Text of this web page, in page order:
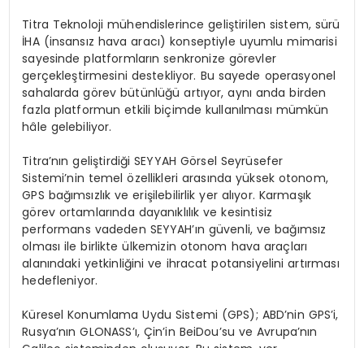
Titra Teknoloji mühendislerince geliştirilen sistem, sürü
İHA (insansız hava aracı) konseptiyle uyumlu mimarisi
sayesinde platformların senkronize görevler
gerçekleştirmesini destekliyor. Bu sayede operasyonel
sahalarda görev bütünlüğü artıyor, aynı anda birden
fazla platformun etkili biçimde kullanılması mümkün
hâle gelebiliyor.
Titra’nın geliştirdiği SEYYAH Görsel Seyrüsefer
Sistemi’nin temel özellikleri arasında yüksek otonom,
GPS bağımsızlık ve erişilebilirlik yer alıyor. Karmaşık
görev ortamlarında dayanıklılık ve kesintisiz
performans vadeden SEYYAH’ın güvenli, ve bağımsız
olması ile birlikte ülkemizin otonom hava araçları
alanındaki yetkinliğini ve ihracat potansiyelini artırması
hedefleniyor.
Küresel Konumlama Uydu Sistemi (GPS); ABD’nin GPS’i,
Rusya’nın GLONASS’ı, Çin’in BeiDou’su ve Avrupa’nın